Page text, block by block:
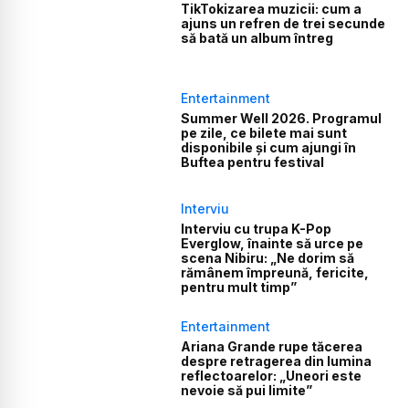
TikTokizarea muzicii: cum a
ajuns un refren de trei secunde
să bată un album întreg
Entertainment
Summer Well 2026. Programul
pe zile, ce bilete mai sunt
disponibile și cum ajungi în
Buftea pentru festival
Interviu
Interviu cu trupa K-Pop
Everglow, înainte să urce pe
scena Nibiru: „Ne dorim să
rămânem împreună, fericite,
pentru mult timp”
Entertainment
Ariana Grande rupe tăcerea
despre retragerea din lumina
reflectoarelor: „Uneori este
nevoie să pui limite”